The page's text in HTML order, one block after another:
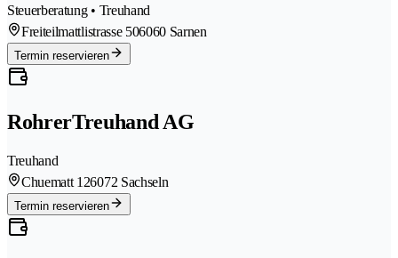
Steuerberatung • Treuhand
Freiteilmattlistrasse 506060 Sarnen
Termin reservieren
RohrerTreuhand AG
Treuhand
Chuematt 126072 Sachseln
Termin reservieren